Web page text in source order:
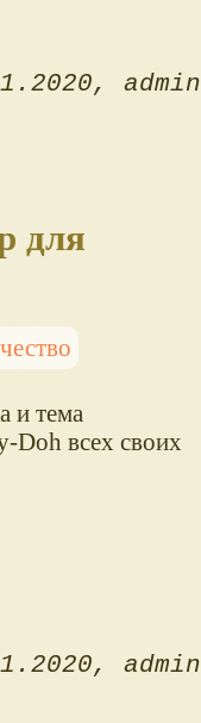
admin
для
и тема
Doh всех своих
admin